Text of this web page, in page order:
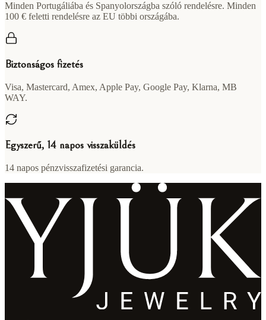
Minden Portugáliába és Spanyolországba szóló rendelésre. Minden
100 € feletti rendelésre az EU többi országába.
Biztonságos fizetés
Visa, Mastercard, Amex, Apple Pay, Google Pay, Klarna, MB
WAY.
Egyszerű, 14 napos visszaküldés
14 napos pénzvisszafizetési garancia.